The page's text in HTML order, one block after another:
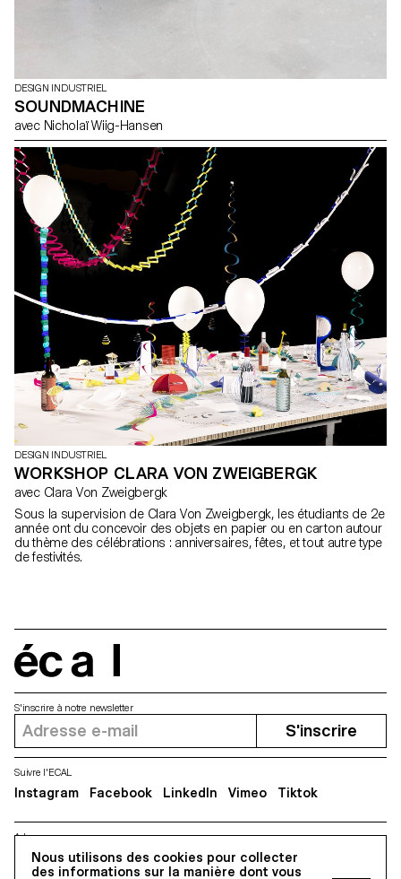
DESIGN INDUSTRIEL
SOUNDMACHINE
avec Nicholaï Wiig-Hansen
DESIGN INDUSTRIEL
WORKSHOP CLARA VON ZWEIGBERGK
avec Clara Von Zweigbergk
Sous la supervision de Clara Von Zweigbergk, les étudiants de 2e
année ont du concevoir des objets en papier ou en carton autour
du thème des célébrations : anniversaires, fêtes, et tout autre type
de festivités.
Nous utilisons des cookies pour collecter
des informations sur la manière dont vous
Adresse
5, avenue du Temple, CH-1020 Renens
S'inscrire à notre newsletter
S'inscrire
Suivre l'ECAL
Instagram Facebook LinkedIn Vimeo Tiktok